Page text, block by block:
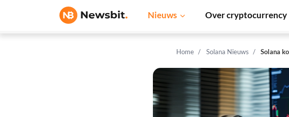
Nieuws Over cryptocurrency
Home Solana Nieuws Solana